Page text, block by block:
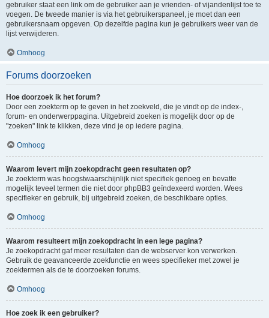
gebruiker staat een link om de gebruiker aan je vrienden- of vijandenlijst toe te
voegen. De tweede manier is via het gebruikerspaneel, je moet dan een
gebruikersnaam opgeven. Op dezelfde pagina kun je gebruikers weer van de
lijst verwijderen.
Omhoog
Forums doorzoeken
Hoe doorzoek ik het forum?
Door een zoekterm op te geven in het zoekveld, die je vindt op de index-,
forum- en onderwerppagina. Uitgebreid zoeken is mogelijk door op de
"zoeken" link te klikken, deze vind je op iedere pagina.
Omhoog
Waarom levert mijn zoekopdracht geen resultaten op?
Je zoekterm was hoogstwaarschijnlijk niet specifiek genoeg en bevatte
mogelijk teveel termen die niet door phpBB3 geïndexeerd worden. Wees
specifieker en gebruik, bij uitgebreid zoeken, de beschikbare opties.
Omhoog
Waarom resulteert mijn zoekopdracht in een lege pagina?
Je zoekopdracht gaf meer resultaten dan de webserver kon verwerken.
Gebruik de geavanceerde zoekfunctie en wees specifieker met zowel je
zoektermen als de te doorzoeken forums.
Omhoog
Hoe zoek ik een gebruiker?